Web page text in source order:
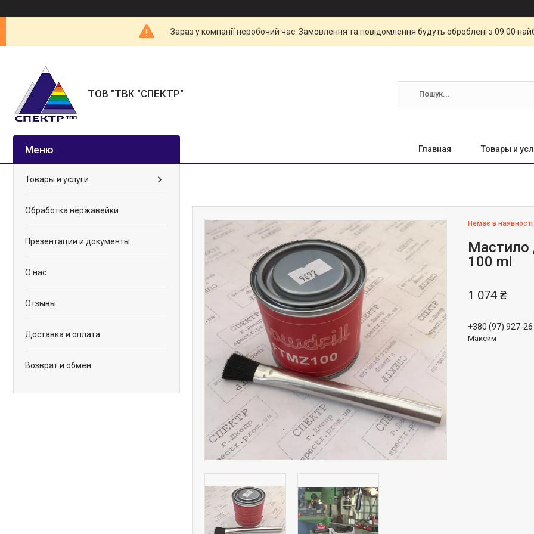
Зараз у компанії неробочий час. Замовлення та повідомлення будуть оброблені з 09:00
ТОВ "ТВК "СПЕКТР"
Главная Товары и
Немає в наявності
Мастило
100 ml
1 074 ₴
+380 (97) 927-
Максим
Товары и услуги
Обработка нержавейки
Презентации и документы
О нас
Отзывы
Доставка и оплата
Возврат и обмен